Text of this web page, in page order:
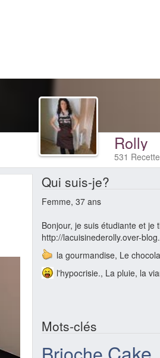
Rolly
531
Qui suis-je?
Femme, 37 ans
Bonjour, je suis étudiante et je
http://lacuisinederolly.over-
la gourmandise, Le
l'hypocrisie., La pluie, la
Mots-clés